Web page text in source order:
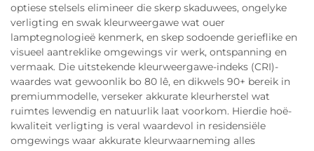
optiese stelsels elimineer die skerp skaduwees, ongelyke
verligting en swak kleurweergawe wat ouer
lamptegnologieë kenmerk, en skep sodoende gerieflike en
visueel aantreklike omgewings vir werk, ontspanning en
vermaak. Die uitstekende kleurweergawe-indeks (CRI)-
waardes wat gewoonlik bo 80 lê, en dikwels 90+ bereik in
premiummodelle, verseker akkurate kleurherstel wat
ruimtes lewendig en natuurlik laat voorkom. Hierdie hoë-
kwaliteit verligting is veral waardevol in residensiële
omgewings waar akkurate kleurwaarneming alles